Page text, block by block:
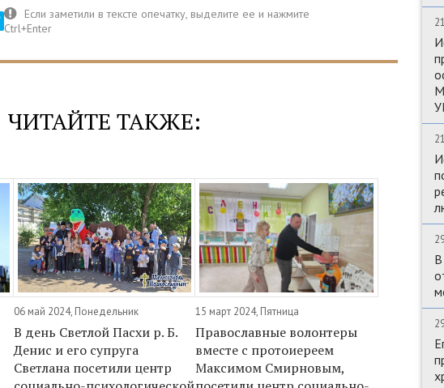
ЧИТАЙТЕ ТАКЖЕ:
06 май 2024, Понедельник
В день Светлой Пасхи р. Б.
Денис и его супруга
Светлана посетили центр
15 март 2024, Пятница
Православные волонтеры
вместе с протоиереем
Максимом Смирновым,